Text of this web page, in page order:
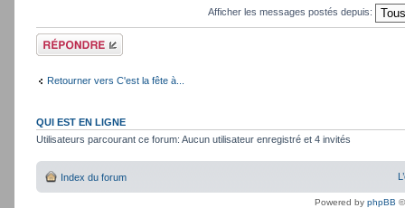
Afficher les messages postés depuis:
Répondre
Retourner vers C'est la fête à...
QUI EST EN LIGNE
Utilisateurs parcourant ce forum: Aucun utilisateur enregistré et 4 invités
Index du forum
Powered by phpBB